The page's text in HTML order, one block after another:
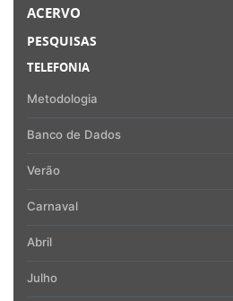
ACERVO
PESQUISAS
TELEFONIA
Metodologia
Banco de Dados
Verão
Carnaval
Abril
Julho